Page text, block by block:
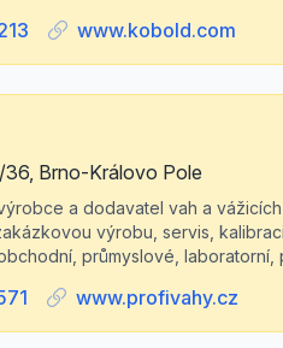
www.kobold.com
Brno-Královo Pole
a dodavatel vah a
výrobu, servis,
průmyslové, laboratorní,
www.profivahy.cz